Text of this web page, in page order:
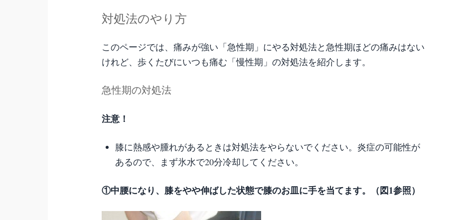
対処法のやり方
このページでは、痛みが強い「急性期」にやる対処法と急性期ほどの痛みはない
けれど、歩くたびにいつも痛む「慢性期」の対処法を紹介します。
急性期の対処法
注意！
膝に熱感や腫れがあるときは対処法をやらないでください。炎症の可能性が
あるので、まず氷水で20分冷却してください。
①中腰になり、膝をやや伸ばした状態で膝のお皿に手を当てます。（図1参照）